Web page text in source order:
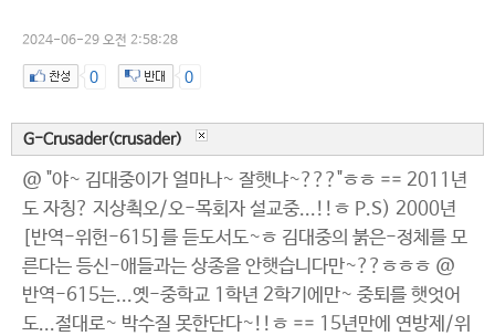
2024-06-29 오전 2:58:28
0 0
G-Crusader(crusader)
@ "야~ 김대중이가 얼마나~ 잘햇냐~???"ㅎㅎ == 2011년
도 자칭? 지상쵝오/오-목회자 설교중...!!ㅎ P.S) 2000년
[반역-위헌-615]를 듣도서도~ㅎ 김대중의 붉은-정체를 모
른다는 등신-애들과는 상종을 안햇습니다만~??ㅎㅎㅎ @
반역-615는...옛-중학교 1학년 2학기에만~ 중퇴를 햇엇어
도...절대로~ 박수질 못한단다~!!ㅎ == 15년만에 연방제/위